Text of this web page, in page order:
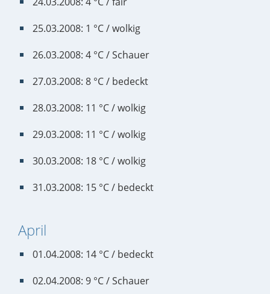
25.03.2008: 1 °C / wolkig
26.03.2008: 4 °C / Schauer
27.03.2008: 8 °C / bedeckt
28.03.2008: 11 °C / wolkig
29.03.2008: 11 °C / wolkig
30.03.2008: 18 °C / wolkig
31.03.2008: 15 °C / bedeckt
April
01.04.2008: 14 °C / bedeckt
02.04.2008: 9 °C / Schauer